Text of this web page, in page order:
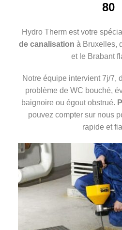
80
Hydro Therm est votre
de canalisation à Bruxelles,
et le Brabant
Notre équipe intervient 7j/7,
problème de WC bouché,
baignoire ou égout obstrué.
pouvez compter sur nous
rapide et